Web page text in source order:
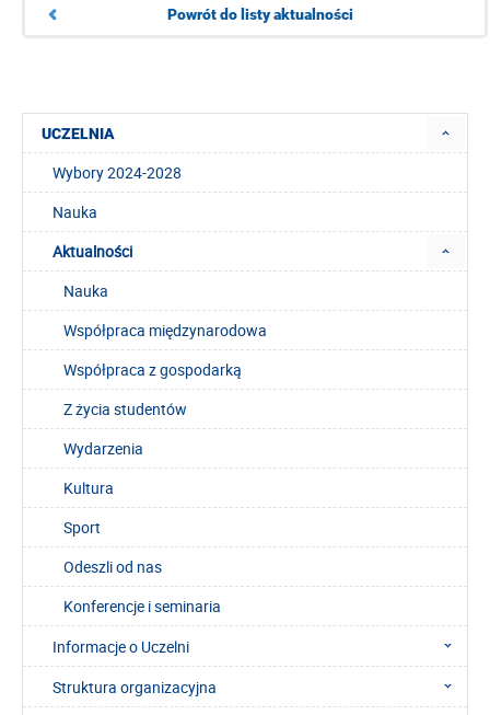
Powrót do listy aktualności
UCZELNIA
Wybory 2024-2028
Nauka
Aktualności
Nauka
Współpraca międzynarodowa
Współpraca z gospodarką
Z życia studentów
Wydarzenia
Kultura
Sport
Odeszli od nas
Konferencje i seminaria
Informacje o Uczelni
Struktura organizacyjna